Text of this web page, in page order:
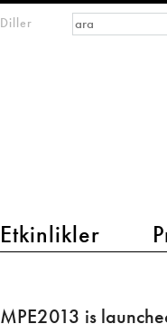
Diller
main menu 2
Etkinlikler
Arama
Ara
is
MPE2013 is